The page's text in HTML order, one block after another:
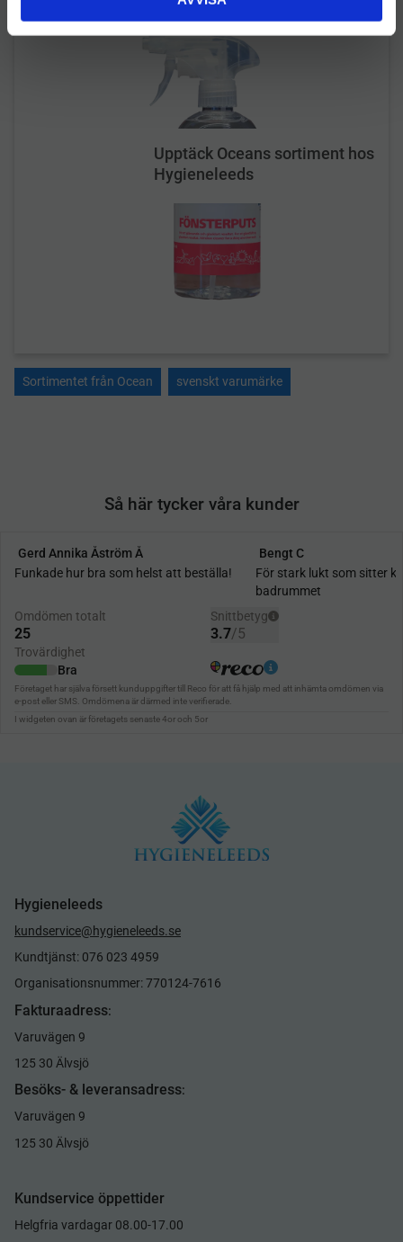
Upptäck Oceans sortiment hos
Hygieneleeds
Sortimentet från Ocean svenskt varumärke
Så här tycker våra kunder
Hygieneleeds
kundservice@hygieneleeds.se
Kundtjänst: 076 023 4959
Organisationsnummer: 770124-7616
Fakturaadress:
Varuvägen 9
125 30 Älvsjö
Besöks- & leveransadress:
Varuvägen 9
125 30 Älvsjö
Kundservice öppettider
Helgfria vardagar 08.00-17.00